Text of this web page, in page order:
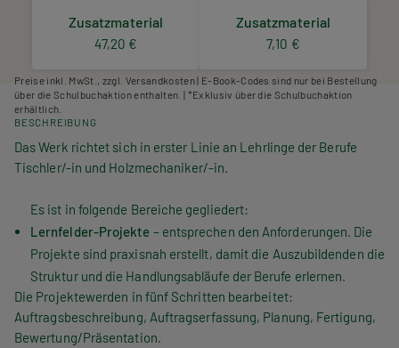
Zusatzmaterial
47,20 €
Zusatzmaterial
7,10 €
Preise inkl. MwSt., zzgl. Versandkosten | E-Book-Codes sind nur bei Bestellung
über die Schulbuchaktion enthalten. | *Exklusiv über die Schulbuchaktion
erhältlich.
BESCHREIBUNG
Das Werk richtet sich in erster Linie an Lehrlinge der Berufe
Tischler/-in und Holzmechaniker/-in.
Es ist in folgende Bereiche gegliedert:
Lernfelder-Projekte – entsprechen den Anforderungen. Die
Projekte sind praxisnah erstellt, damit die Auszubildenden die
Struktur und die Handlungsabläufe der Berufe erlernen.
Die Projektewerden in fünf Schritten bearbeitet:
Auftragsbeschreibung, Auftragserfassung, Planung, Fertigung,
Bewertung/Präsentation.